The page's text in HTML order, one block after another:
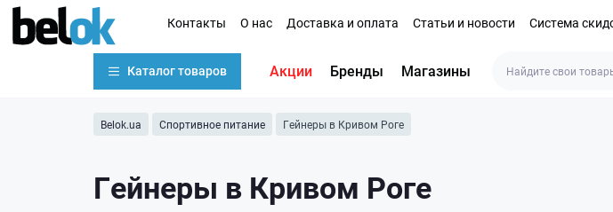
Контакты О нас Доставка и оплата Статьи и новости Система
Каталог товаров Акции Бренды Магазины
Belok.ua Спортивное питание Гейнеры в Кривом Роге
Гейнеры в Кривом Роге